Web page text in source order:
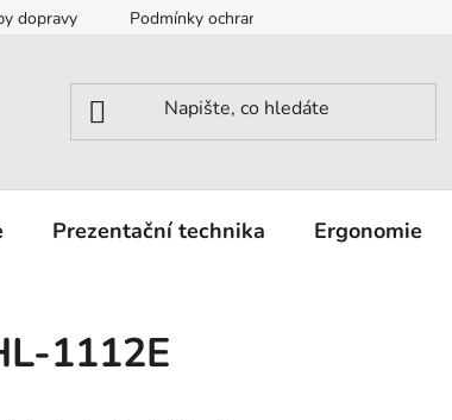
dopravy Podmínky ochrany osobních údajů
Prezentační technika Ergonomie
1112E